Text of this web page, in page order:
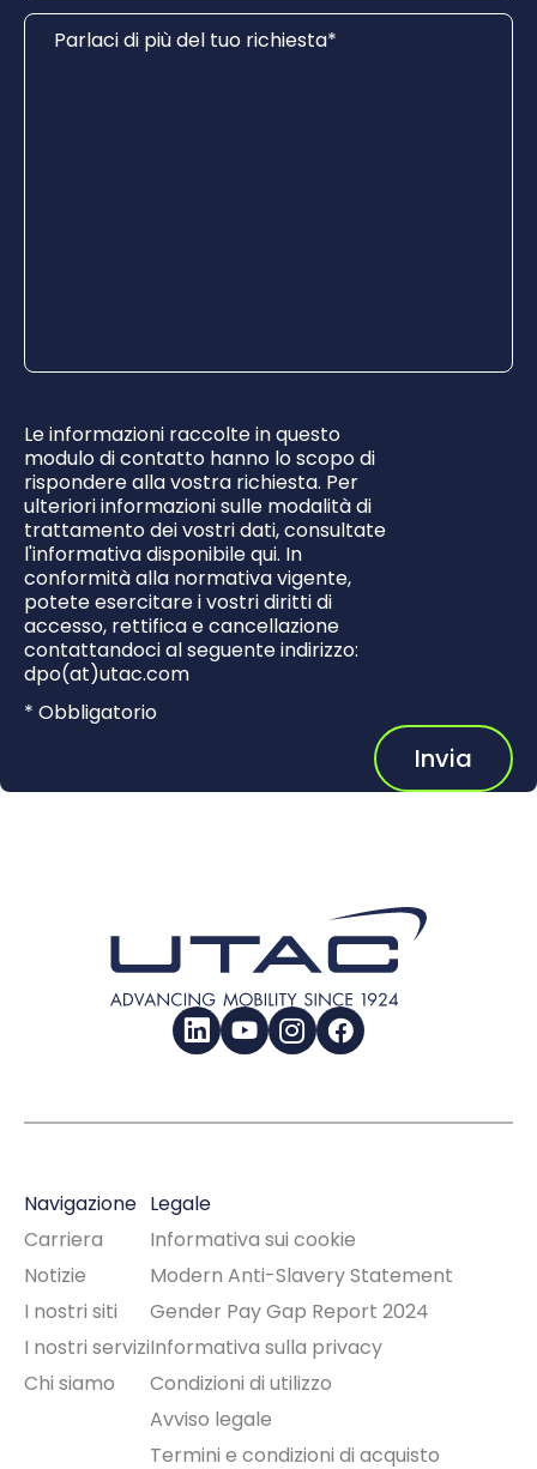
Parlaci di più del tuo richiesta
Le informazioni raccolte in questo
modulo di contatto hanno lo scopo di
rispondere alla vostra richiesta. Per
ulteriori informazioni sulle modalità di
trattamento dei vostri dati, consultate
l'informativa disponibile qui. In
conformità alla normativa vigente,
potete esercitare i vostri diritti di
accesso, rettifica e cancellazione
contattandoci al seguente indirizzo:
dpo(at)utac.com
* Obbligatorio
Invia
LinkedInYouTubeInstagramFacebook
Navigazione
Carriera
Notizie
I nostri siti
I nostri servizi
Chi siamo
Legale
Informativa sui cookie
Modern Anti-Slavery Statement
Gender Pay Gap Report 2024
Informativa sulla privacy
Condizioni di utilizzo
Avviso legale
Termini e condizioni di acquisto